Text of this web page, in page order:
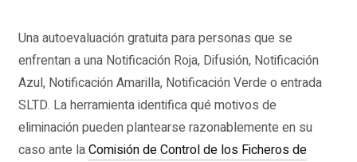
Una autoevaluación gratuita para personas que se
enfrentan a una Notificación Roja, Difusión, Notificación
Azul, Notificación Amarilla, Notificación Verde o entrada
SLTD. La herramienta identifica qué motivos de
eliminación pueden plantearse razonablemente en su
caso ante laComisión de Control de los Ficheros de